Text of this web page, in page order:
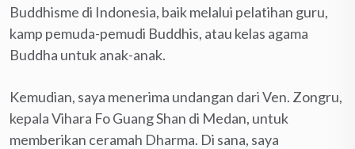
Buddhisme di Indonesia, baik melalui pelatihan guru,
kamp pemuda-pemudi Buddhis, atau kelas agama
Buddha untuk anak-anak.
Kemudian, saya menerima undangan dari Ven. Zongru,
kepala Vihara Fo Guang Shan di Medan, untuk
memberikan ceramah Dharma. Di sana, saya